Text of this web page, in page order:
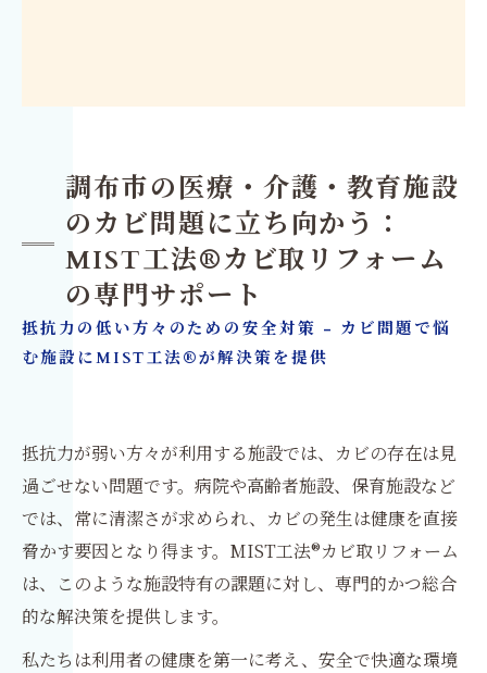
調布市の医療・介護・教育施設
のカビ問題に立ち向かう：
MIST工法®カビ取リフォーム
の専門サポート
抵抗力の低い方々のための安全対策 - カビ問題で悩
む施設にMIST工法®が解決策を提供
抵抗力が弱い方々が利用する施設では、カビの存在は見
過ごせない問題です。病院や高齢者施設、保育施設など
では、常に清潔さが求められ、カビの発生は健康を直接
脅かす要因となり得ます。MIST工法®カビ取リフォーム
は、このような施設特有の課題に対し、専門的かつ総合
的な解決策を提供します。
私たちは利用者の健康を第一に考え、安全で快適な環境